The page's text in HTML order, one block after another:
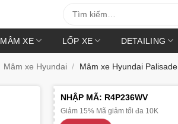
kiếm:
MÂM XE LỐP XE DETAILING
Mâm xe Hyundai / Mâm xe Hyundai Palisade
NHẬP MÃ: R4P236WV
Giảm 15% Mã giảm tối đa 10K